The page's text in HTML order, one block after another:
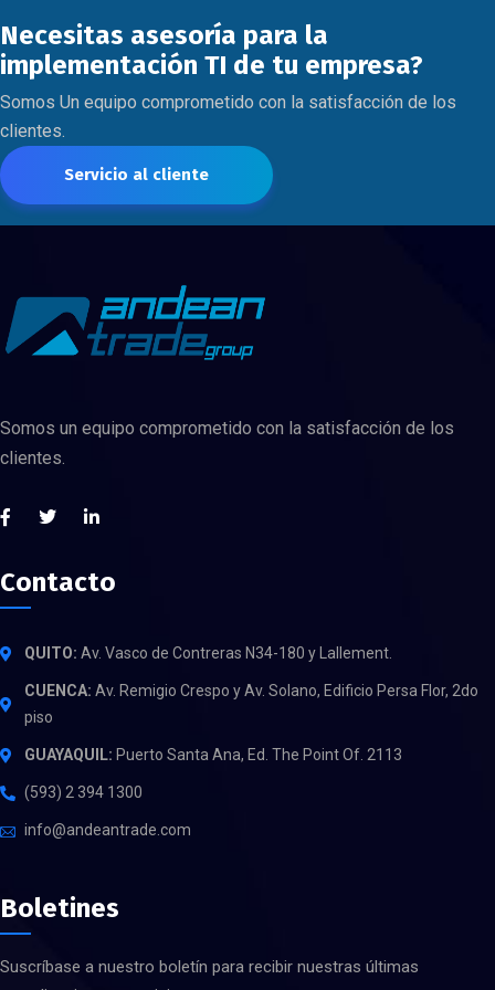
Necesitas asesoría para la
implementación TI de tu empresa?
Somos Un equipo comprometido con la satisfacción de los
clientes.
Servicio al cliente
Somos un equipo comprometido con la satisfacción de los
clientes.
Contacto
QUITO: Av. Vasco de Contreras N34-180 y Lallement.
CUENCA: Av. Remigio Crespo y Av. Solano, Edificio Persa Flor, 2do
piso
GUAYAQUIL: Puerto Santa Ana, Ed. The Point Of. 2113
(593) 2 394 1300
info@andeantrade.com
Boletines
Suscríbase a nuestro boletín para recibir nuestras últimas